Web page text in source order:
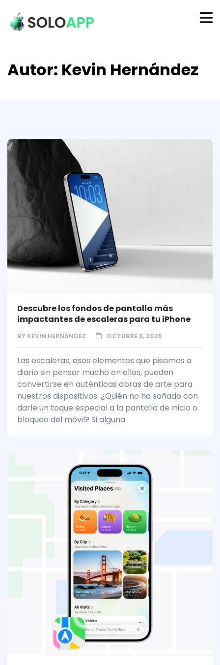
Autor: Kevin Hernández
Descubre los fondos de pantalla más
impactantes de escaleras para tu iPhone
BY KEVIN HERNÁNDEZ OCTUBRE 9, 2025
Las escaleras, esos elementos que pisamos a
diario sin pensar mucho en ellos, pueden
convertirse en auténticas obras de arte para
nuestros dispositivos. ¿Quién no ha soñado con
darle un toque especial a la pantalla de inicio o
bloqueo del móvil? Si alguna